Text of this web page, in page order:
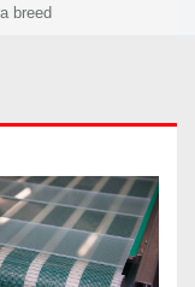
breed